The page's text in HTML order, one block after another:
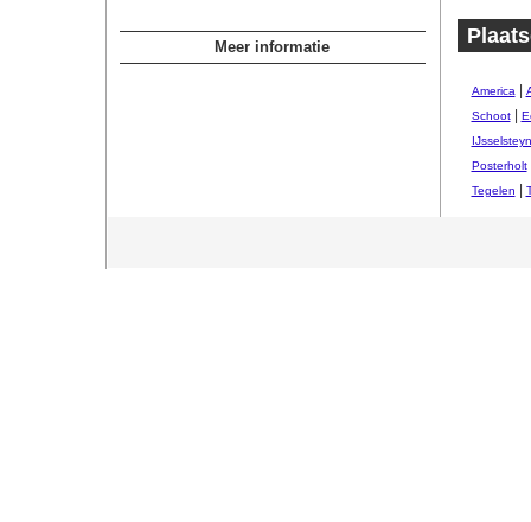
Meer informatie
America|
Schoot|
Posterholt
Tegelen